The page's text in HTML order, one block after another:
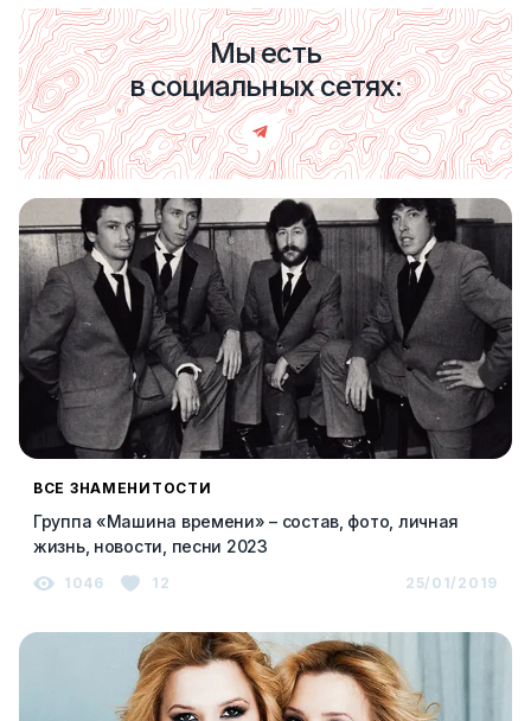
Мы есть
в социальных сетях:
ВСЕ ЗНАМЕНИТОСТИ
Группа «Машина времени» – состав, фото, личная
жизнь, новости, песни 2023
1046 12 25/01/2019